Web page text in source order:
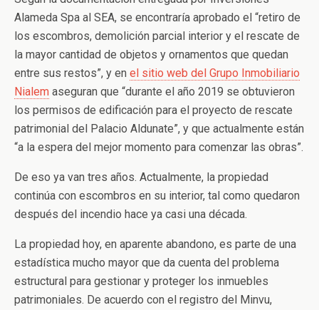
Alameda Spa al SEA, se encontraría aprobado el “retiro de
los escombros, demolición parcial interior y el rescate de
la mayor cantidad de objetos y ornamentos que quedan
entre sus restos”, y en el sitio web del Grupo Inmobiliario
Nialem aseguran que “durante el año 2019 se obtuvieron
los permisos de edificación para el proyecto de rescate
patrimonial del Palacio Aldunate”, y que actualmente están
“a la espera del mejor momento para comenzar las obras”.
De eso ya van tres años. Actualmente, la propiedad
continúa con escombros en su interior, tal como quedaron
después del incendio hace ya casi una década.
La propiedad hoy, en aparente abandono, es parte de una
estadística mucho mayor que da cuenta del problema
estructural para gestionar y proteger los inmuebles
patrimoniales. De acuerdo con el registro del Minvu,